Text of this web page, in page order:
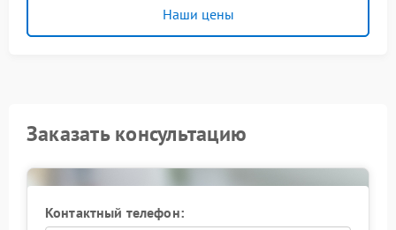
Наши цены
Заказать консультацию
Контактный телефон: